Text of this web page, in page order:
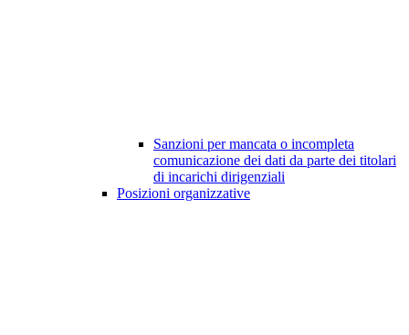
Sanzioni per mancata o incompleta
comunicazione dei dati da parte dei titolari
di incarichi dirigenziali
Posizioni organizzative